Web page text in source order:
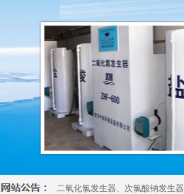
二氧化氯发生器、 次氯酸钠发生器